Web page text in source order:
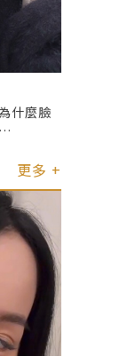
什麼臉
真的很有
更多 +